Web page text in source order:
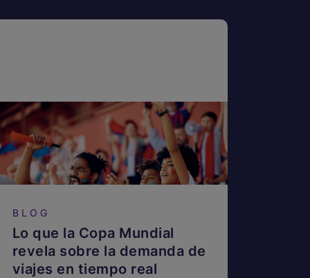
BLOG
Lo que la Copa Mundial
revela sobre la demanda de
viajes en tiempo real